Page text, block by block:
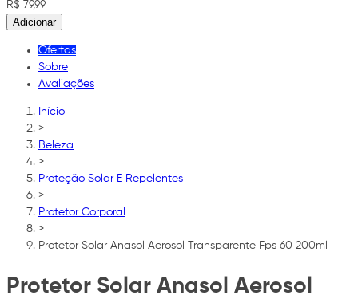
R$ 79,99
Adicionar
Ofertas
Sobre
Avaliações
Início
>
Beleza
>
Proteção Solar E Repelentes
>
Protetor Corporal
>
Protetor Solar Anasol Aerosol Transparente Fps 60 200ml
Protetor Solar Anasol Aerosol